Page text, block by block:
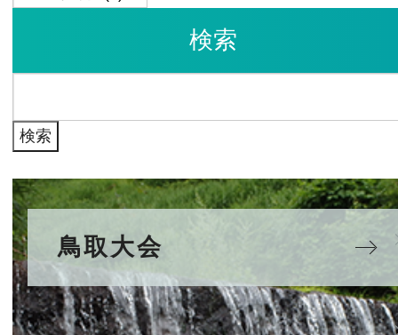
検索
鳥取大会